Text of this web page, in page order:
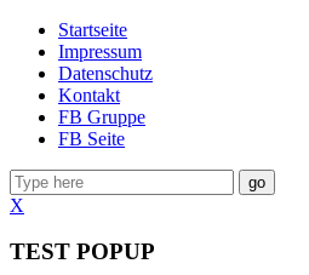
Startseite
Impressum
Datenschutz
Kontakt
FB Gruppe
FB Seite
go
X
TEST POPUP